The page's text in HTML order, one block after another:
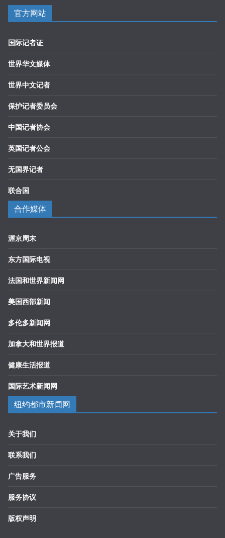
官方网站
国际记者证
世界华文媒体
世界中文记者
保护记者委员会
中国记者协会
英国记者公会
无国界记者
联合国
合作媒体
渥京周末
东方国际电视
法国和世界新闻网
美国西部新闻
多伦多新闻网
加拿大和世界报道
健康生活报道
国际艺术新闻网
纽约都市新闻网
关于我们
联系我们
广告服务
服务协议
版权声明